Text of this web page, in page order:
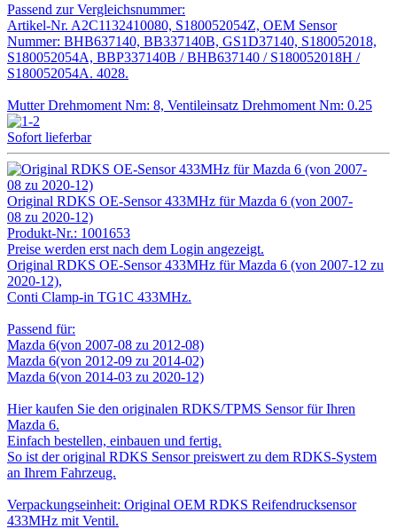
Passend zur Vergleichsnummer:
Artikel-Nr. A2C1132410080, S180052054Z, OEM Sensor
Nummer: BHB637140, BB337140B, GS1D37140, S180052018,
S180052054A, BBP337140B / BHB637140 / S180052018H /
S180052054A. 4028.
Mutter Drehmoment Nm: 8, Ventileinsatz Drehmoment Nm: 0.25
Sofort lieferbar
Original RDKS OE-Sensor 433MHz für Mazda 6 (von 2007-
08 zu 2020-12)
Produkt-Nr.: 1001653
Preise werden erst nach dem Login angezeigt.
Original RDKS OE-Sensor 433MHz für Mazda 6 (von 2007-12 zu
2020-12),
Conti Clamp-in TG1C 433MHz.
Passend für:
Mazda 6(von 2007-08 zu 2012-08)
Mazda 6(von 2012-09 zu 2014-02)
Mazda 6(von 2014-03 zu 2020-12)
Hier kaufen Sie den originalen RDKS/TPMS Sensor für Ihren
Mazda 6.
Einfach bestellen, einbauen und fertig.
So ist der original RDKS Sensor preiswert zu dem RDKS-System
an Ihrem Fahrzeug.
Verpackungseinheit: Original OEM RDKS Reifendrucksensor
433MHz mit Ventil.